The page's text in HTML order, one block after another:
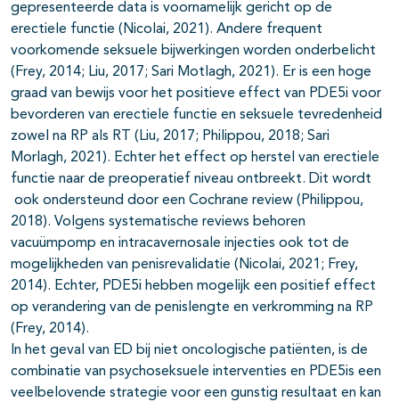
gepresenteerde data is voornamelijk gericht op de
erectiele functie (Nicolai, 2021). Andere frequent
voorkomende seksuele bijwerkingen worden onderbelicht
(Frey, 2014; Liu, 2017; Sari Motlagh, 2021). Er is een hoge
graad van bewijs voor het positieve effect van PDE5i voor
bevorderen van erectiele functie en seksuele tevredenheid
zowel na RP als RT (Liu, 2017; Philippou, 2018; Sari
Morlagh, 2021). Echter het effect op herstel van erectiele
functie naar de preoperatief niveau ontbreekt. Dit wordt
ook ondersteund door een Cochrane review (Philippou,
2018). Volgens systematische reviews behoren
vacuümpomp en intracavernosale injecties ook tot de
mogelijkheden van penisrevalidatie (Nicolai, 2021; Frey,
2014). Echter, PDE5i hebben mogelijk een positief effect
op verandering van de penislengte en verkromming na RP
(Frey, 2014).
In het geval van ED bij niet oncologische patiënten, is de
combinatie van psychoseksuele interventies en PDE5is een
veelbelovende strategie voor een gunstig resultaat en kan